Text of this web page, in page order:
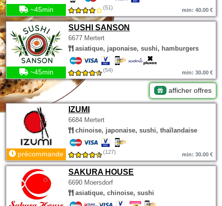
~45min (51) min: 40.00 €
SUSHI SANSON
6677 Mertert
asiatique, japonaise, sushi, hamburgers
~45min (54) min: 30.00 €
afficher offres
IZUMI
6684 Mertert
chinoise, japonaise, sushi, thaïlandaise
précommande (127) min: 30.00 €
SAKURA HOUSE
6690 Moersdorf
asiatique, chinoise, sushi